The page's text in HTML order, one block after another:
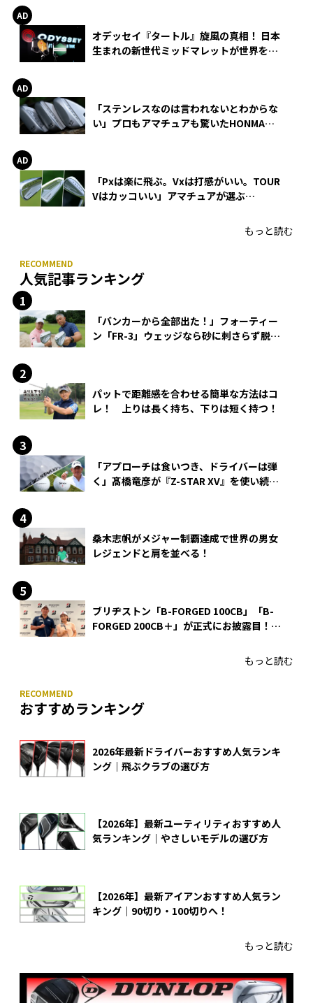
オデッセイ『タートル』旋風の真相！ 日本
生まれの新世代ミッドマレットが世界を席
「ステンレスなのは言われないとわからな
い」プロもアマチュアも驚いたHONMA
「Pxは楽に飛ぶ。Vxは打感がいい。TOUR
Vはカッコいい」アマチュアが選ぶ
もっと読む
人気記事ランキング
「バンカーから全部出た！」フォーティー
ン「FR-3」ウェッジなら砂に刺さらず脱出
パットで距離感を合わせる簡単な方法はコ
レ！ 上りは長く持ち、下りは短く持つ！
「アプローチは食いつき、ドライバーは弾
く」髙橋竜彦が『Z-STAR XV』を使い続け
桑木志帆がメジャー制覇達成で世界の男女
レジェンドと肩を並べる！
ブリヂストン「B-FORGED 100CB」「B-
FORGED 200CB＋」が正式にお披露目！
もっと読む
おすすめランキング
2026年最新ドライバーおすすめ人気ランキ
ング｜飛ぶクラブの選び方
【2026年】最新ユーティリティおすすめ人
気ランキング｜やさしいモデルの選び方
【2026年】最新アイアンおすすめ人気ラン
キング｜90切り・100切りへ！
もっと読む